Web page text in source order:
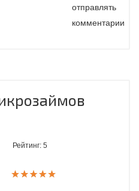
отправлять
комментарии
Рейтинг: 5